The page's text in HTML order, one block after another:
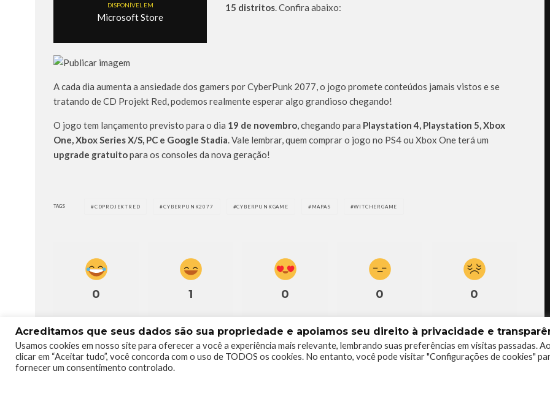
DISPONÍVEL EM
Microsoft Store
15 distritos. Confira abaixo:
A cada dia aumenta a ansiedade dos gamers por CyberPunk 2077, o jogo promete conteúdos jamais vistos e se
tratando de CD Projekt Red, podemos realmente esperar algo grandioso chegando!
O jogo tem lançamento previsto para o dia 19 de novembro, chegando para Playstation 4, Playstation 5, Xbox
One, Xbox Series X/S, PC e Google Stadia. Vale lembrar, quem comprar o jogo no PS4 ou Xbox One terá um
upgrade gratuitopara os consoles da nova geração!
TAGS CDPROJEKTRED CYBERPUNK2077 CYBERPUNKGAME MAPAS WITCHERGAME
0 1 0 0 0
Acreditamos que seus dados são sua propriedade e apoiamos seu direito à privacidade e
Usamos cookies em nosso site para oferecer a você a experiência mais relevante, lembrando suas preferências em visitas passadas.
clicar em “Aceitar tudo”, você concorda com o uso de TODOS os cookies. No entanto, você pode visitar "Configurações de cookies"
fornecer um consentimento controlado.